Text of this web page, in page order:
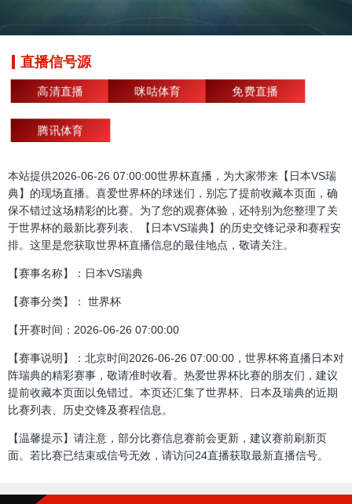
直播信号源
高清直播 咪咕体育 免费直播
腾讯体育
本站提供2026-06-26 07:00:00世界杯直播，为大家带来【日本VS瑞
典】的现场直播。喜爱世界杯的球迷们，别忘了提前收藏本页面，确
保不错过这场精彩的比赛。为了您的观赛体验，还特别为您整理了关
于世界杯的最新比赛列表、【日本VS瑞典】的历史交锋记录和赛程安
排。这里是您获取世界杯直播信息的最佳地点，敬请关注。
【赛事名称】：日本VS瑞典
【赛事分类】： 世界杯
【开赛时间：2026-06-26 07:00:00
【赛事说明】：北京时间2026-06-26 07:00:00，世界杯将直播日本对
阵瑞典的精彩赛事，敬请准时收看。热爱世界杯比赛的朋友们，建议
提前收藏本页面以免错过。本页还汇集了世界杯、日本及瑞典的近期
比赛列表、历史交锋及赛程信息。
【温馨提示】请注意，部分比赛信息赛前会更新，建议赛前刷新页
面。若比赛已结束或信号无效，请访问24直播获取最新直播信号。